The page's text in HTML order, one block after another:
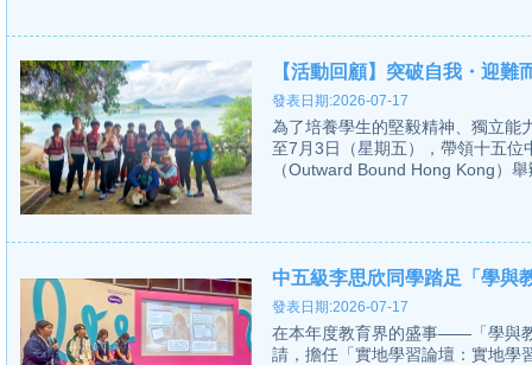
【活動回顧】突破自我・迎
發表日期:2026-07-17
為了培養學生的堅毅精神、獨立能
至7月3日（星期五），帶領十五
（Outward Bound Hong Kong）
中五級李思欣同學踏足「學與
發表日期:2026-07-17
在本年度教育界的盛事——「學與
請，擔任「實地學習論壇：實地學